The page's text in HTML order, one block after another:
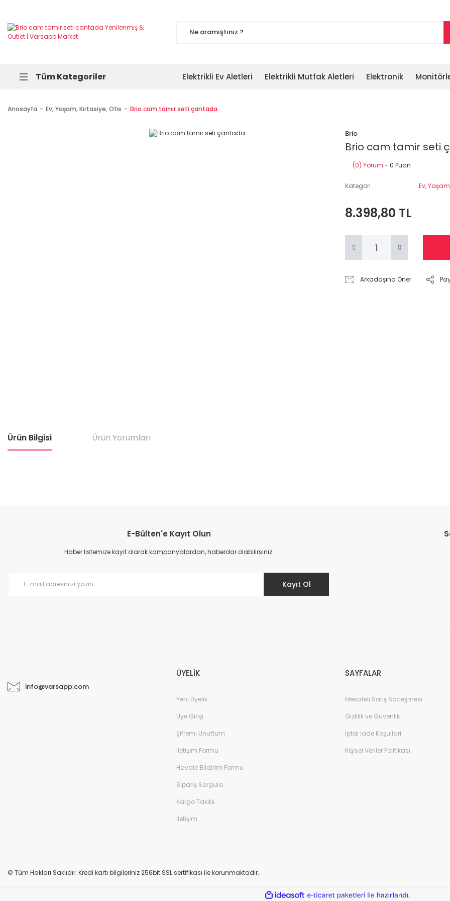
Tüm Kategoriler Elektrikli Ev Aletleri Elektrikli Mutfak Aletleri Elektronik
Anasayfa Ev, Yaşam, Kırtasiye, Ofis Brio cam tamir seti çantada
Brio
Brio cam tamir seti
(0) Yorum - 0 Puan
Kategori Ev,
8.398,80 TL
Arkadaşına Öner
Ürün Bilgisi Ürün Yorumları
E-Bülten'e Kayıt Olun
Haber listemize kayıt olarak kampanyalardan, haberdar olabilirsiniz.
Kayıt Ol
info@varsapp.com
ÜYELİK
Yeni Üyelik
Üye Girişi
Şifremi Unuttum
İletişim Formu
Havale Bildirim Formu
Sipariş Sorgula
Kargo Takibi
İletişim
SAYFALAR
Mesafeli Satış Sözleşmesi
Gizlilik ve Güvenlik
İptal İade Koşullari
Kişisel Veriler Politikası
© Tüm Hakları Saklıdır. Kredi kartı bilgileriniz 256bit SSL sertifikası ile korunmaktadır.
ideasoft
e-